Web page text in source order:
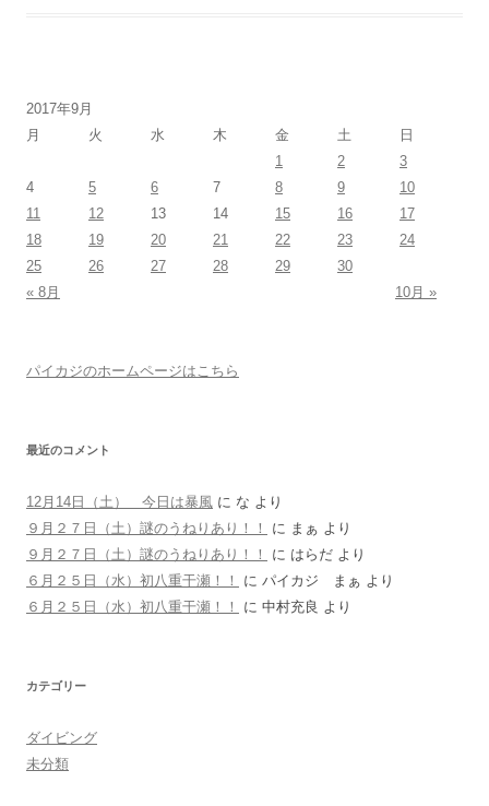
2017年9月
月
火 水 木 金 土
日
1
2
3
4
5 6 7 8 9
10
11
12 13 14 15 16
17
18
19 20 21 22 23
24
25
26 27 28 29
30
« 8月
10月 »
パイカジのホームページはこちら
最近のコメント
12月14日（土） 今日は暴風 に な より
９月２７日（土）謎のうねりあり！！
に まぁ より
９月２７日（土）謎のうねりあり！！
に はらだ より
６月２５日（水）初八重干瀬！！
に パイカジ まぁ より
６月２５日（水）初八重干瀬！！
に 中村充良 より
カテゴリー
ダイビング
未分類